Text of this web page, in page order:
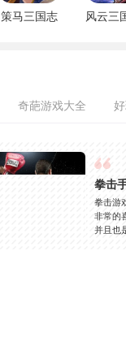
策马三国志
奇葩游戏大全
拳击
拳击游
非常的
并且也